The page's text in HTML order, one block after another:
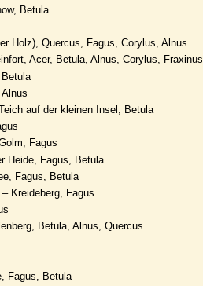
Betula
Holz), Quercus, Fagus, Corylus, Alnus
Acer, Betula, Alnus, Corylus, Fraxinus
auf der kleinen Insel, Betula
Fagus
Heide, Fagus, Betula
Fagus, Betula
Kreideberg, Fagus
Betula, Alnus, Quercus
Fagus, Betula